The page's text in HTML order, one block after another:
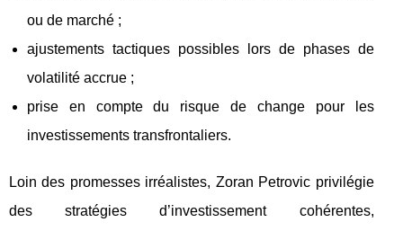
ou de marché ;
ajustements tactiques possibles lors de phases de
volatilité accrue ;
prise en compte du risque de change pour les
investissements transfrontaliers.
Loin des promesses irréalistes, Zoran Petrovic privilégie
des stratégies d’investissement cohérentes,